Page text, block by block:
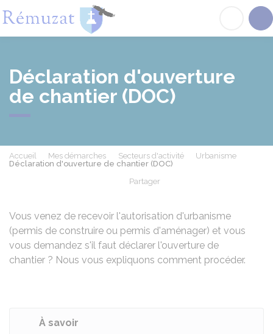
Déclaration d'ouverture
de chantier (DOC)
Accueil Mes démarches Secteurs d'activité
Urbanisme
Déclaration d'ouverture de chantier (DOC)
Partager
Vous venez de recevoir l'autorisation d'urbanisme
(permis de construire ou permis d'aménager) et vous
vous demandez s'il faut déclarer l'ouverture de
chantier ? Nous vous expliquons comment procéder.
À savoir